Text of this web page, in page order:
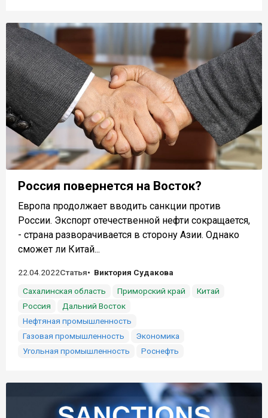
Россия повернется на Восток?
Европа продолжает вводить санкции против
России. Экспорт отечественной нефти сокращается,
- страна разворачивается в сторону Азии. Однако
сможет ли Китай...
22.04.2022Статья
Виктория Судакова
Сахалинская область
Приморский край
Китай
Россия
Дальний Восток
Нефтяная промышленность
Газовая промышленность
Экономика
Угольная промышленность
Роснефть